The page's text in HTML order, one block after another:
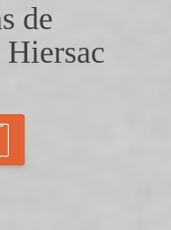
de